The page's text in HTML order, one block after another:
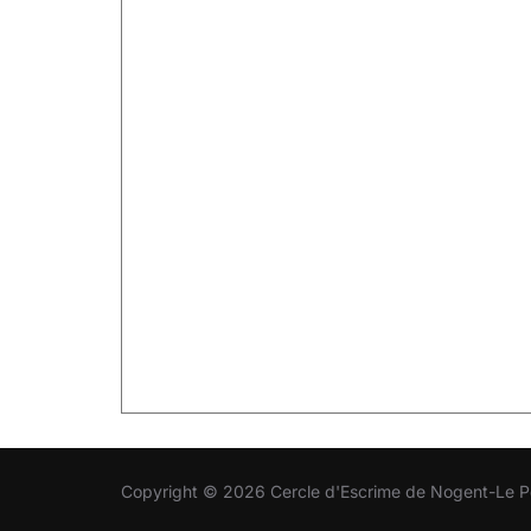
Copyright © 2026 Cercle d'Escrime de Nogent-Le